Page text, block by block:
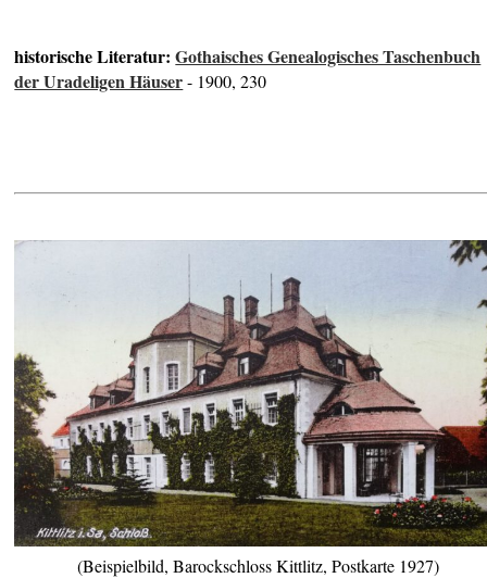
historische Literatur:Gothaisches Genealogisches Taschenbuch
der Uradeligen Häuser- 1900, 230
(Beispielbild, Barockschloss Kittlitz, Postkarte 1927)